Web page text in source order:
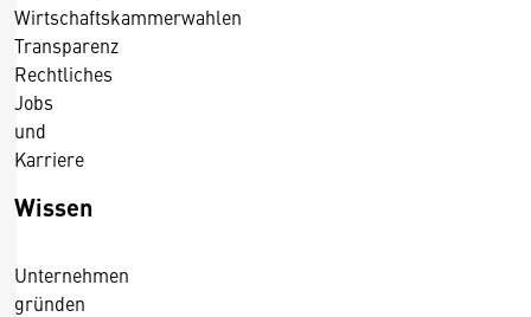
Wirtschaftskammerwahlen
Transparenz
Rechtliches
Jobs
und
Karriere
Wissen
Unternehmen
gründen